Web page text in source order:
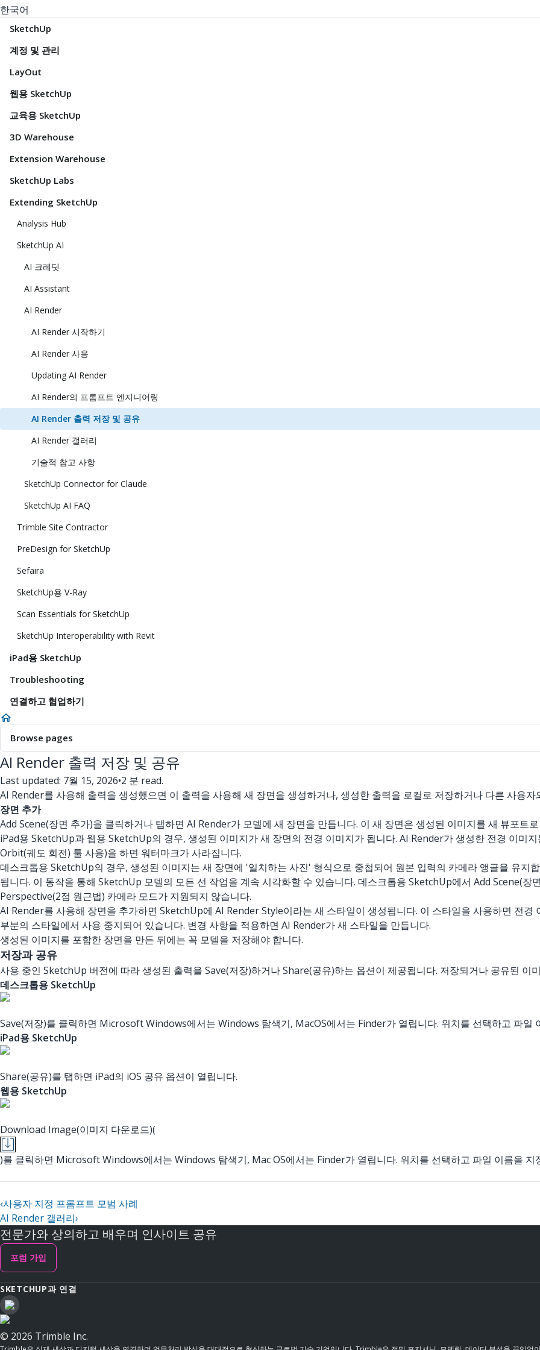
한국어
SketchUp
계정 및 관리
LayOut
웹용 SketchUp
교육용 SketchUp
3D Warehouse
Extension Warehouse
SketchUp Labs
Extending SketchUp
Analysis Hub
SketchUp AI
AI 크레딧
AI Assistant
AI Render
AI Render 시작하기
AI Render 사용
Updating AI Render
AI Render의 프롬프트 엔지니어링
AI Render 출력 저장 및 공유
AI Render 갤러리
기술적 참고 사항
SketchUp Connector for Claude
SketchUp AI FAQ
Trimble Site Contractor
PreDesign for SketchUp
Sefaira
SketchUp용 V-Ray
Scan Essentials for SketchUp
SketchUp Interoperability with Revit
iPad용 SketchUp
Troubleshooting
연결하고 협업하기
Browse pages
AI Render 출력 저장 및 공유
Last updated: 7월 15, 2026•2 분 read.
AI Render를 사용해 출력을 생성했으면 이 출력을 사용해 새 장면을 생성하거나, 생성한 출력을 로컬로 저장하거나 다른 사용자
장면 추가
Add Scene(장면 추가)을 클릭하거나 탭하면 AI Render가 모델에 새 장면을 만듭니다. 이 새 장면은 생성된 이미지를 새 뷰포트
iPad용 SketchUp과 웹용 SketchUp의 경우, 생성된 이미지가 새 장면의 전경 이미지가 됩니다. AI Render가 생성한 전경 이미
Orbit(궤도 회전) 툴 사용)을 하면 워터마크가 사라집니다.
데스크톱용 SketchUp의 경우, 생성된 이미지는 새 장면에 '일치하는 사진' 형식으로 중첩되어 원본 입력의 카메라 앵글을 유지
됩니다. 이 동작을 통해 SketchUp 모델의 모든 선 작업을 계속 시각화할 수 있습니다. 데스크톱용 SketchUp에서 Add Scene(
Perspective(2점 원근법) 카메라 모드가 지원되지 않습니다.
AI Render를 사용해 장면을 추가하면 SketchUp에 AI Render Style이라는 새 스타일이 생성됩니다. 이 스타일을 사용하면 전경
부분의 스타일에서 사용 중지되어 있습니다. 변경 사항을 적용하면 AI Render가 새 스타일을 만듭니다.
생성된 이미지를 포함한 장면을 만든 뒤에는 꼭 모델을 저장해야 합니다.
저장과 공유
사용 중인 SketchUp 버전에 따라 생성된 출력을 Save(저장)하거나 Share(공유)하는 옵션이 제공됩니다. 저장되거나 공유된 이
데스크톱용 SketchUp
Save(저장)를 클릭하면 Microsoft Windows에서는 Windows 탐색기, MacOS에서는 Finder가 열립니다. 위치를 선택하고 파일
iPad용 SketchUp
Share(공유)를 탭하면 iPad의 iOS 공유 옵션이 열립니다.
웹용 SketchUp
Download Image(이미지 다운로드)(
)를 클릭하면 Microsoft Windows에서는 Windows 탐색기, Mac OS에서는 Finder가 열립니다. 위치를 선택하고 파일 이름을 지
‹사용자 지정 프롬프트 모범 사례
AI Render 갤러리›
전문가와 상의하고 배우며 인사이트 공유
포럼 가입
SKETCHUP과 연결
© 2026 Trimble Inc.